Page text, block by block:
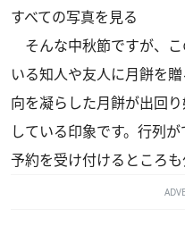
すべての写真を見る
そんな中秋節ですが、
いる知人や友人に月餅を
向を凝らした月餅が出回
している印象です。行列
予約を受け付けるところも